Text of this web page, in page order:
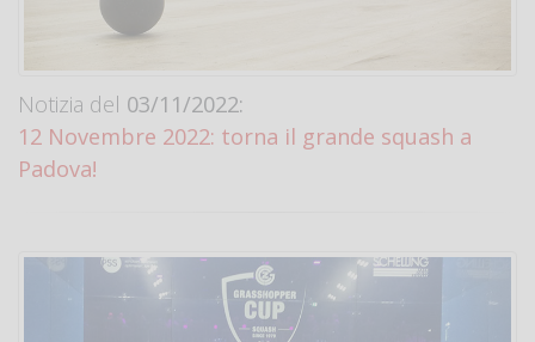
Notizia del 03/11/2022:
12 Novembre 2022: torna il grande squash a
Padova!